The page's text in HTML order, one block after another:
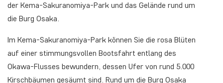
der Kema-Sakuranomiya-Park und das Gelände rund um
die Burg Osaka.
Im Kema-Sakuranomiya-Park können Sie die rosa Blüten
auf einer stimmungsvollen Bootsfahrt entlang des
Okawa-Flusses bewundern, dessen Ufer von rund 5.000
Kirschbäumen gesäumt sind. Rund um die Burg Osaka